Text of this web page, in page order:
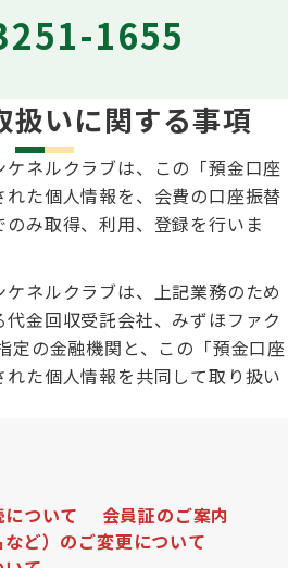
1655
扱いに関する事項
ネルクラブは、この「預金口座
た個人情報を、会費の口座振替
み取得、利用、登録を行いま
ネルクラブは、上記業務のため
金回収受託会社、みずほファク
定の金融機関と、この「預金口座
た個人情報を共同して取り扱い
ついて
会員証のご案内
ど）のご変更について